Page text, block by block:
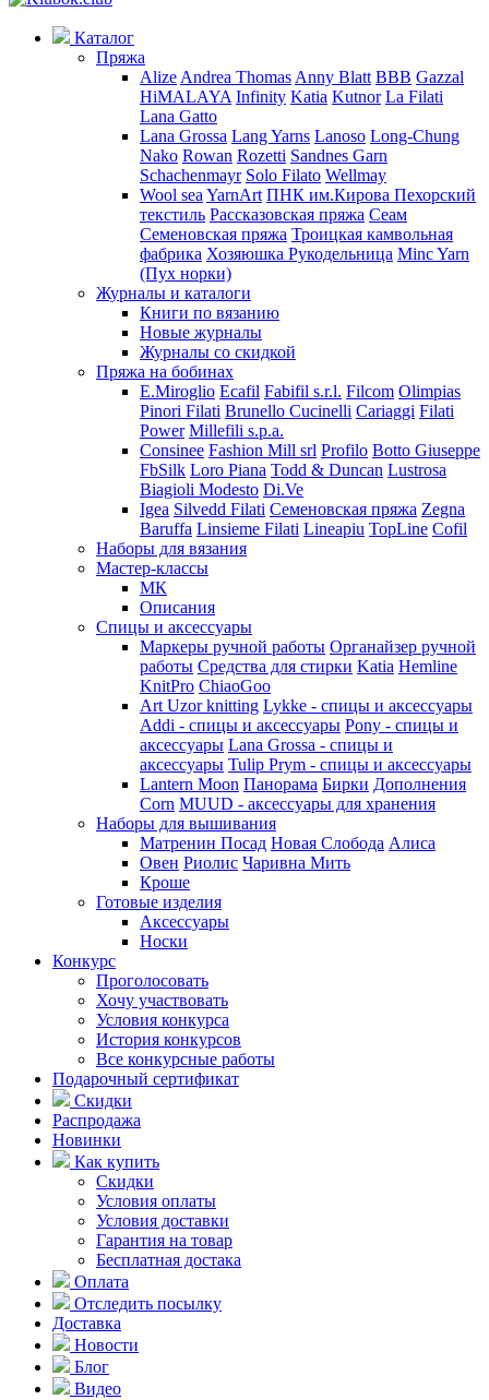
Каталог
Пряжа
Alize Andrea Thomas Anny Blatt BBB Gazzal
HiMALAYA Infinity Katia Kutnor La Filati
Lana Gatto
Lana Grossa Lang Yarns Lanoso Long-Chung
Nako Rowan Rozetti Sandnes Garn
Schachenmayr Solo Filato Wellmay
Wool sea YarnArt ПНК им.Кирова Пехорский
текстиль Рассказовская пряжа Сеам
Семеновская пряжа Троицкая камвольная
фабрика Хозяюшка Рукодельница Minc Yarn
(Пух норки)
Журналы и каталоги
Книги по вязанию
Новые журналы
Журналы со скидкой
Пряжа на бобинах
E.Miroglio Ecafil Fabifil s.r.l. Filcom Olimpias
Pinori Filati Brunello Cucinelli Cariaggi Filati
Power Millefili s.p.a.
Consinee Fashion Mill srl Profilo Botto Giuseppe
FbSilk Loro Piana Todd & Duncan Lustrosa
Biagioli Modesto Di.Ve
Igea Silvedd Filati Семеновская пряжа Zegna
Baruffa Linsieme Filati Lineapiu TopLine Cofil
Наборы для вязания
Мастер-классы
МК
Описания
Спицы и аксессуары
Маркеры ручной работы Органайзер ручной
работы Средства для стирки Katia Hemline
KnitPro ChiaoGoo
Art Uzor knitting Lykke - спицы и аксессуары
Addi - спицы и аксессуары Pony - спицы и
аксессуары Lana Grossa - спицы и
аксессуары Tulip Prym - спицы и аксессуары
Lantern Moon Панорама Бирки Дополнения
Corn MUUD - аксессуары для хранения
Наборы для вышивания
Матренин Посад Новая Слобода Алиса
Овен Риолис Чаривна Мить
Кроше
Готовые изделия
Аксессуары
Носки
Конкурс
Проголосовать
Хочу участвовать
Условия конкурса
История конкурсов
Все конкурсные работы
Подарочный сертификат
Скидки
Распродажа
Новинки
Как купить
Скидки
Условия оплаты
Условия доставки
Гарантия на товар
Бесплатная достака
Оплата
Отследить посылку
Доставка
Новости
Блог
Видео